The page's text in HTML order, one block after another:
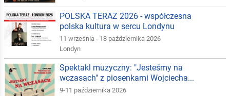
POLSKA TERAZ 2026 - współczesna
polska kultura w sercu Londynu
11 września - 18 października 2026
Londyn
Spektakl muzyczny: "Jesteśmy na
wczasach" z piosenkami Wojciecha...
9-11 października 2026